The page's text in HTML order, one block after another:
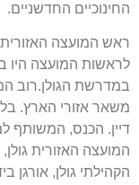
החינוכיים החדשניים.
ראש המועצה
לראשות המועצה היו
במדרשת הגולן.רוב
משאר אזורי הארץ.
דיין. הכנס, המשותף
המועצה האזורית
הקהילתי גולן, אורגן